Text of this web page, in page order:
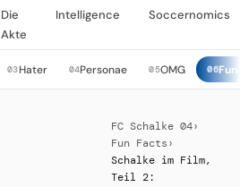
Die
Akte
Intelligence Soccernomics
03Hater 04Personae 05OMG 06
FC Schalke 04›
Fun Facts ›
Schalke im Film,
Teil 2: